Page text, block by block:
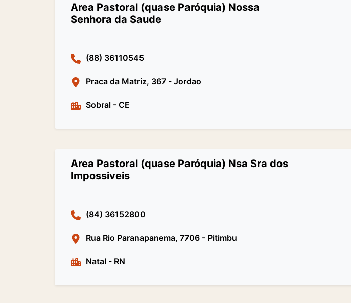
Area Pastoral (quase Paróquia) Nossa
Senhora da Saude
(88) 36110545
Praca da Matriz, 367 - Jordao
Sobral - CE
Area Pastoral (quase Paróquia) Nsa Sra dos
Impossiveis
(84) 36152800
Rua Rio Paranapanema, 7706 - Pitimbu
Natal - RN